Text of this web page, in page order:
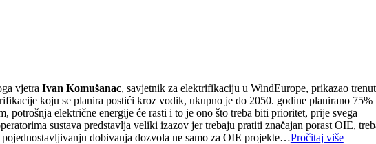
vjetra Ivan Komušanac, savjetnik za elektrifikaciju u WindEurope, prikazao
koju se planira postići kroz vodik, ukupno je do 2050. godine planirano 75%
električne energije će rasti i to je ono što treba biti prioritet, prije svega
sustava predstavlja veliki izazov jer trebaju pratiti značajan porast OIE,
dobivanja dozvola ne samo za OIE projekte…Pročitaj više